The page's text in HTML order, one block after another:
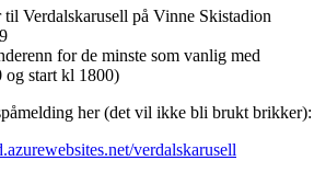
Verdalskarusell på Vinne Skistadion
for de minste som vanlig med
og start kl 1800)
her (det vil ikke bli brukt
verdalskarusell